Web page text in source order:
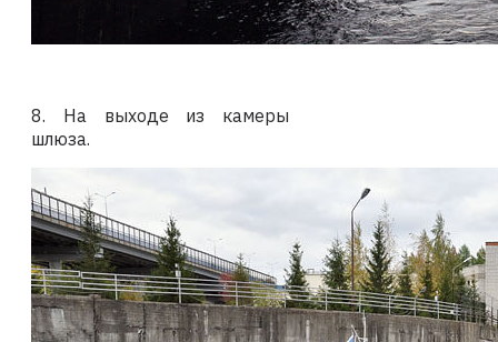
8. На выходе из камеры
шлюза.